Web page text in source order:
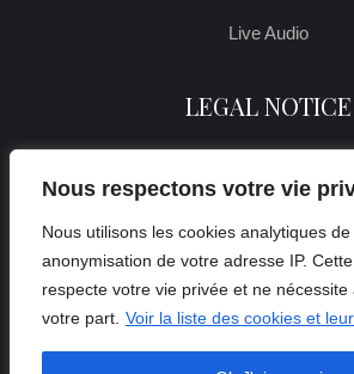
Nous respectons votre vie
Nous utilisons les cookies analytiques
anonymisation de votre adresse IP.
respecte votre vie privée et ne
votre part. Voir la liste des cookies et
Live Audio
LEGAL NOTICE